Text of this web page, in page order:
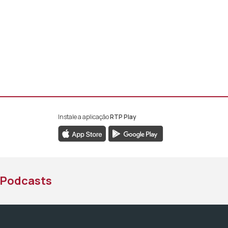
da RTP África
da RTP África
YouTube da RTP África
Instale a aplicaçãoRTP Play
Podcasts